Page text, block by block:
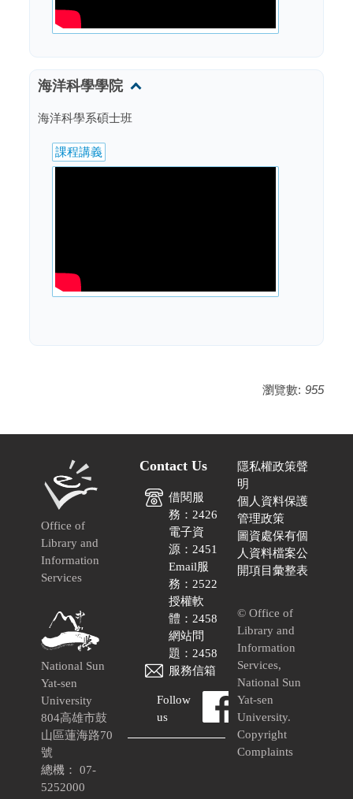
海洋科學學院
海洋科學系碩士班
課程講義
瀏覽數: 955
Office of
Library and
Information
Services
National Sun
Yat-sen
University
804高雄市鼓
山區蓮海路70
號
總機： 07-
5252000
Contact Us
借閱服
務：2426
電子資
源：2451
Email服
務：2522
授權軟
體：2458
網站問
題：2458
服務信箱
Follow
us
隱私權政策聲
明
個人資料保護
管理政策
圖資處保有個
人資料檔案公
開項目彙整表
© Office of
Library and
Information
Services,
National Sun
Yat-sen
University.
Copyright
Complaints